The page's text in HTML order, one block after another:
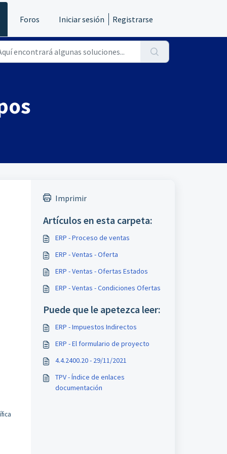
Foros Iniciar sesión Registrarse
Imprimir
Artículos en esta carpeta:
ERP - Proceso de ventas
ERP - Ventas - Oferta
ERP - Ventas - Ofertas Estados
ERP - Ventas - Condiciones Ofertas
Puede que le apetezca leer:
ERP - Impuestos Indirectos
ERP - El formulario de proyecto
4.4.2400.20 - 29/11/2021
TPV - Índice de enlaces
documentación